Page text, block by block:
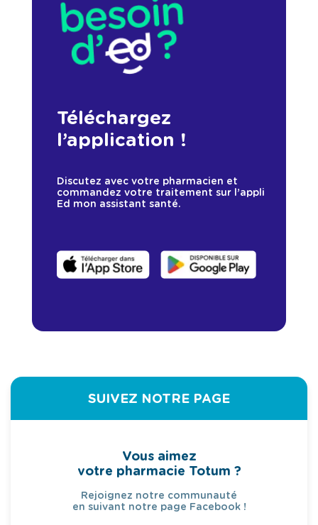
Téléchargez
l’application !
Discutez avec votre pharmacien et
commandez votre traitement sur l’appli
Ed mon assistant santé.
SUIVEZ NOTRE PAGE
Vous aimez
votre pharmacie Totum ?
Rejoignez notre communauté
en suivant notre page Facebook !